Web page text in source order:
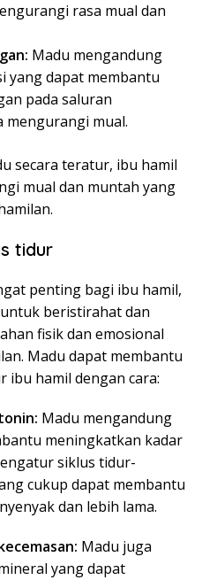
rasa mual dan
Madu mengandung
yang dapat membantu
pada saluran
mengurangi mual.
secara teratur, ibu hamil
mual dan muntah yang
tidur
penting bagi ibu hamil,
beristirahat dan
fisik dan emosional
Madu dapat membantu
ibu hamil dengan cara:
Madu mengandung
meningkatkan kadar
siklus tidur-
cukup dapat membantu
dan lebih lama.
Madu juga
yang dapat